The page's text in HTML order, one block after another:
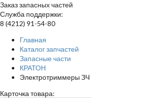
Заказ запасных частей
Служба поддержки:
8 (4212) 91-54-80
Главная
Каталог запчастей
Запасные части
КРАТОН
Электротриммеры ЗЧ
Карточка товара: